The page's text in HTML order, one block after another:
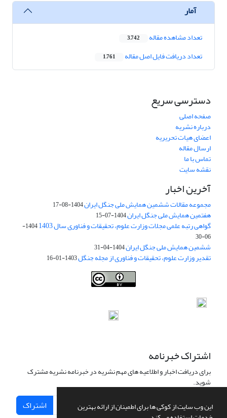
این وب سایت از کوکی ها برای اطمینان از ارائه بهترین
آمار
تعداد مشاهده مقاله 3,742
تعداد دریافت فایل اصل مقاله 1,761
دسترسی سریع
صفحه اصلی
درباره نشریه
اعضای هیات تحریریه
ارسال مقاله
تماس با ما
نقشه سایت
آخرین اخبار
مجموعه مقالات ششمین همایش ملی جنگل ایران1404-08-17
هفتمین همایش ملی جنگل ایران1404-07-15
گواهی رتبه علمی مجلات وزارت علوم، تحقیقات و فناوری سال 1403
1404-
06-30
ششمین همایش ملی جنگل ایران1404-04-31
تقدیر وزارت علوم، تحقیقات و فناوری از مجله جنگل1403-01-16
اشتراک خبرنامه
برای دریافت اخبار و اطلاعیه های مهم نشریه در خبرنامه نشریه مشترک
شوید.
اشتراک